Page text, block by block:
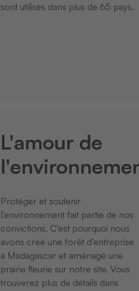
sont utilisés dans plus de 65 pays.
L'amour de
Protéger et soutenir
l’environnement fait partie de nos
convictions. C’est pourquoi nous
avons créé une forêt d’entreprise
à Madagascar et aménagé une
prairie fleurie sur notre site. Vous
trouverez plus de détails dans